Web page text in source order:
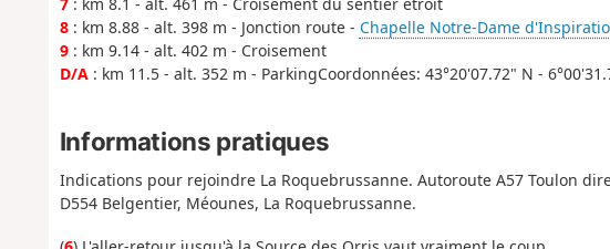
8: km 8.88 - alt. 398 m - Jonction route - Chapelle Notre-Dame
9: km 9.14 - alt. 402 m - Croisement
D/A: km 11.5 - alt. 352 m - ParkingCoordonnées: 43°20'07.72" N -
Informations pratiques
Indications pour rejoindre La Roquebrussanne. Autoroute A57 Toulon
D554 Belgentier, Méounes, La Roquebrussanne.